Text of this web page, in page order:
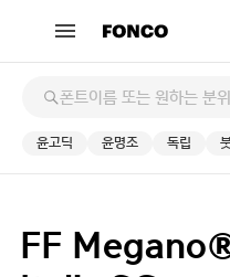
윤고딕 윤명조 독립
FF